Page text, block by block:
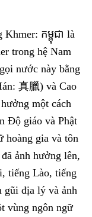
កម្ពុជា là
trong hệ Nam
nước này bằng
真臘) và Cao
một cách
Độ giáo và Phật
hoàng gia và tôn
ảnh hưởng lên,
tiếng Lào, tiếng
gũi địa lý và ảnh
vùng ngôn ngữ